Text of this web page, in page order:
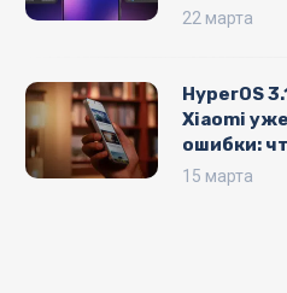
22 марта
HyperOS
Xiaomi
ошибки:
прошивкой
15 марта